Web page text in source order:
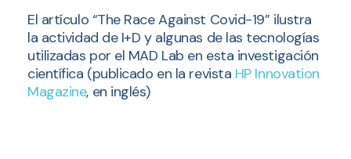
El artículo “The Race Against Covid-19” ilustra
la actividad de I+D y algunas de las tecnologías
utilizadas por el MAD Lab en esta investigación
científica (publicado en la revista HP Innovation
Magazine, en inglés)